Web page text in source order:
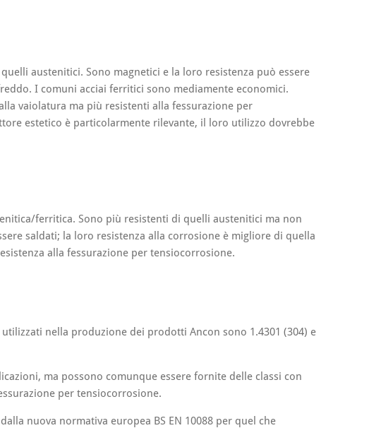
austenitici. Sono magnetici e la loro resistenza può essere
I comuni acciai ferritici sono mediamente economici.
vaiolatura ma più resistenti alla fessurazione per
estetico è particolarmente rilevante, il loro utilizzo dovrebbe
ferritica. Sono più resistenti di quelli austenitici ma non
saldati; la loro resistenza alla corrosione è migliore di quella
alla fessurazione per tensiocorrosione.
nella produzione dei prodotti Ancon sono 1.4301 (304) e
ma possono comunque essere fornite delle classi con
per tensiocorrosione.
nuova normativa europea BS EN 10088 per quel che